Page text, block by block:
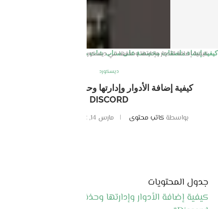
كيفية إنشاء ملصقات مخصصة على سناب شات من الصور
كيفية إضافة الأدوار وإدارتها وحذفها في ديسكورد Discord
ديسكورد
كيفية إضافة الأدوار وإدارتها وحذفها في ديسكورد
DISCORD
بواسطةكاتب محتوى مارس 14, 2022
جدول المحتويات
كيفية إضافة الأدوار وإدارتها وحذفها في ديسكورد